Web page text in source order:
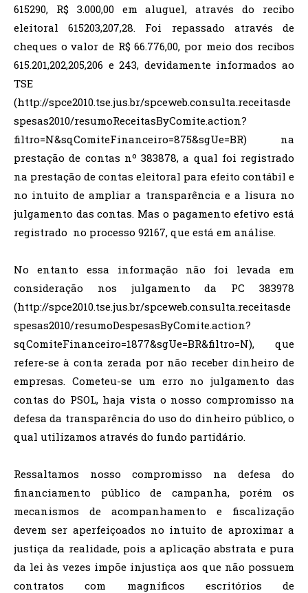
615290, R$ 3.000,00 em aluguel, através do recibo
eleitoral 615203,207,28. Foi repassado através de
cheques o valor de R$ 66.776,00, por meio dos recibos
615.201,202,205,206 e 243, devidamente informados ao
TSE
(http://spce2010.tse.jus.br/spceweb.consulta.receitasde
spesas2010/resumoReceitasByComite.action?
filtro=N&sqComiteFinanceiro=875&sgUe=BR) na
prestação de contas nº 383878, a qual foi registrado
na prestação de contas eleitoral para efeito contábil e
no intuito de ampliar a transparência e a lisura no
julgamento das contas. Mas o pagamento efetivo está
registrado no processo 92167, que está em análise.
No entanto essa informação não foi levada em
consideração nos julgamento da PC 383978
(http://spce2010.tse.jus.br/spceweb.consulta.receitasde
spesas2010/resumoDespesasByComite.action?
sqComiteFinanceiro=1877&sgUe=BR&filtro=N), que
refere-se à conta zerada por não receber dinheiro de
empresas. Cometeu-se um erro no julgamento das
contas do PSOL, haja vista o nosso compromisso na
defesa da transparência do uso do dinheiro público, o
qual utilizamos através do fundo partidário.
Ressaltamos nosso compromisso na defesa do
financiamento público de campanha, porém os
mecanismos de acompanhamento e fiscalização
devem ser aperfeiçoados no intuito de aproximar a
justiça da realidade, pois a aplicação abstrata e pura
da lei às vezes impõe injustiça aos que não possuem
contratos com magníficos escritórios de